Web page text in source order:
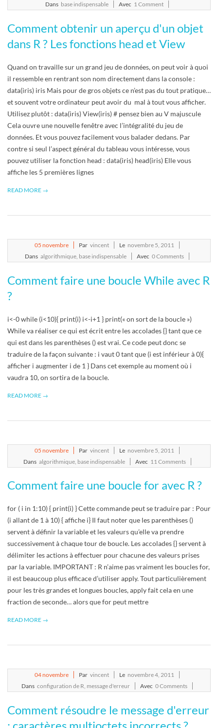
Dans base indispensable Avec 1 Comment
Comment obtenir un aperçu d'un objet
dans R ? Les fonctions head et View
Quand on travaille sur un grand jeu de données, on peut voir à quoi
il ressemble en rentrant son nom directement dans la console :
data(iris) iris Mais pour de gros objets ce n’est pas du tout pratique…
et souvent votre ordinateur peut avoir du mal à tout vous afficher.
Utilisez plutôt : data(iris) View(iris) # pensez bien au V majuscule
Cela ouvre une nouvelle fenêtre avec l’intégralité du jeu de
données. Et vous pouvez facilement vous balader dedans. Par
contre si seul l’aspect général du tableau vous intéresse, vous
pouvez utiliser la fonction head : data(iris) head(iris) Elle vous
affiche les 5 premières lignes
READ MORE →
05 novembre Par vincent Le novembre 5, 2011
Dans algorithmique, base indispensable Avec 0 Comments
Comment faire une boucle While avec R
?
i<-0 while (i<10){ print(i) i<-i+1 } print(« on sort de la boucle »)
While va réaliser ce qui est écrit entre les accolades {} tant que ce
qui est dans les parenthèses () est vrai. Ce code peut donc se
traduire de la façon suivante : i vaut 0 tant que (i est inférieur à 0){
afficher i augmenter i de 1 } Dans cet exemple au moment où i
vaudra 10, on sortira de la boucle.
READ MORE →
05 novembre Par vincent Le novembre 5, 2011
Dans algorithmique, base indispensable Avec 11 Comments
Comment faire une boucle for avec R ?
for ( i in 1:10) { print(i) } Cette commande peut se traduire par : Pour
(i allant de 1 à 10) { affiche i} Il faut noter que les parenthèses ()
servent à définir la variable et les valeurs qu’elle va prendre
successivement à chaque tour de boucle. Les accolades {} servent à
délimiter les actions à effectuer pour chacune des valeurs prises
par la variable. IMPORTANT : R n’aime pas vraiment les boucles for,
il est beaucoup plus efficace d’utiliser apply. Tout particulièrement
pour les très grandes et longues boucles, apply fait cela en une
fraction de seconde… alors que for peut mettre
READ MORE →
04novembre Par vincent Le novembre 4, 2011
Dans configuration de R, message d'erreur Avec 0 Comments
Comment résoudre le message d'erreur